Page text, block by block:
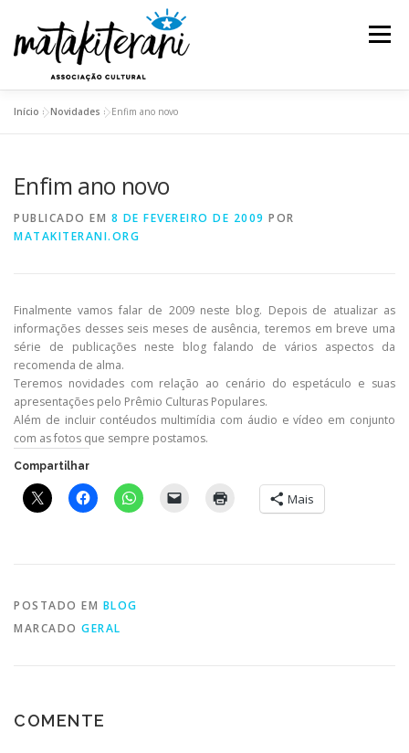
Menu
ESPETÁCULOS REDE DE SABEDORIA
Início »Novidades »Enfim ano novo
Enfim ano novo
PUBLICADO EM 8 DE FEVEREIRO DE 2009 POR
MATAKITERANI.ORG
Finalmente vamos falar de 2009 neste blog. Depois de atualizar as
informações desses seis meses de ausência, teremos em breve uma
série de publicações neste blog falando de vários aspectos da
recomenda de alma.
Teremos novidades com relação ao cenário do espetáculo e suas
apresentações pelo Prêmio Culturas Populares.
Além de incluir contéudos multimídia com áudio e vídeo em conjunto
com as fotos que sempre postamos.
Compartilhar
Mais
POSTADO EM BLOG
MARCADO GERAL
COMENTE